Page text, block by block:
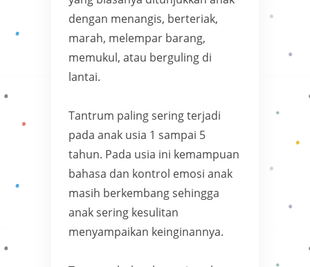
dengan menangis, berteriak,
marah, melempar barang,
memukul, atau berguling di
lantai.
Tantrum paling sering terjadi
pada anak usia 1 sampai 5
tahun. Pada usia ini kemampuan
bahasa dan kontrol emosi anak
masih berkembang sehingga
anak sering kesulitan
menyampaikan keinginannya.